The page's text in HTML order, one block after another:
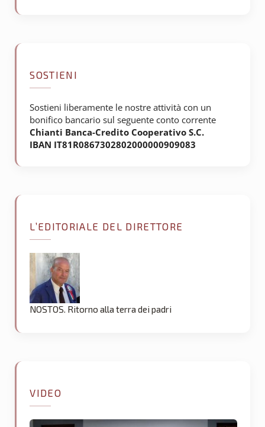
SOSTIENI
Sostieni liberamente le nostre attività con un
bonifico bancario sul seguente conto corrente
Chianti Banca-Credito Cooperativo S.C.
IBAN IT81R0867302802000000909083
L’EDITORIALE DEL DIRETTORE
NOSTOS. Ritorno alla terra dei padri
VIDEO